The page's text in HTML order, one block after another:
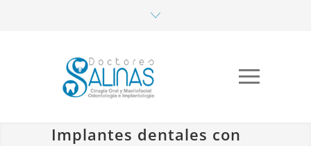
Implantes dentales con